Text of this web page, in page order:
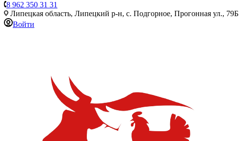
8 962 350 31 31
Липецкая область, Липецкий р-н, с. Подгорное, Прогонная ул., 79Б
Войти